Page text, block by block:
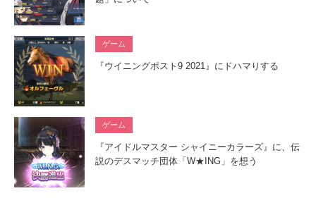
ゲーム
『ウイニングポスト9 2021』にドハマりする
ゲーム
『アイドルマスター シャイニーカラーズ』に、伝
説のデスマッチ団体「W★ING」を想う